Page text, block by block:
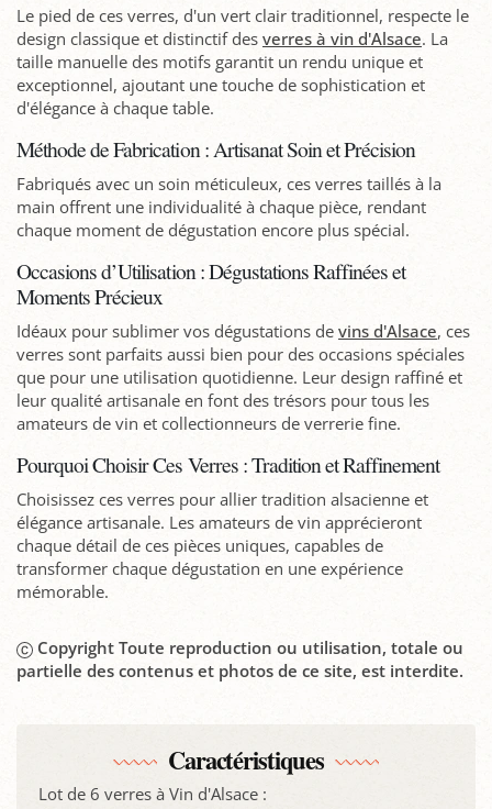
Le pied de ces verres, d'un vert clair traditionnel, respecte le
design classique et distinctif des verres à vin d'Alsace. La
taille manuelle des motifs garantit un rendu unique et
exceptionnel, ajoutant une touche de sophistication et
d'élégance à chaque table.
Méthode de Fabrication : Artisanat Soin et Précision
Fabriqués avec un soin méticuleux, ces verres taillés à la
main offrent une individualité à chaque pièce, rendant
chaque moment de dégustation encore plus spécial.
Occasions d’Utilisation : Dégustations Raffinées et
Moments Précieux
Idéaux pour sublimer vos dégustations de vins d'Alsace, ces
verres sont parfaits aussi bien pour des occasions spéciales
que pour une utilisation quotidienne. Leur design raffiné et
leur qualité artisanale en font des trésors pour tous les
amateurs de vin et collectionneurs de verrerie fine.
Pourquoi Choisir Ces Verres : Tradition et Raffinement
Choisissez ces verres pour allier tradition alsacienne et
élégance artisanale. Les amateurs de vin apprécieront
chaque détail de ces pièces uniques, capables de
transformer chaque dégustation en une expérience
mémorable.
Copyright Toute reproduction ou utilisation, totale ou
partielle des contenus et photos de ce site, est interdite.
Caractéristiques
Lot de 6 verres à Vin d'Alsace :